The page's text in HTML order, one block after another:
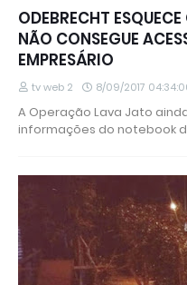
ODEBRECHT
NÃO CONSEGUE
EMPRESÁRIO
tv web 2 8/09/2017
A Operação Lava Jato
informações do notebook